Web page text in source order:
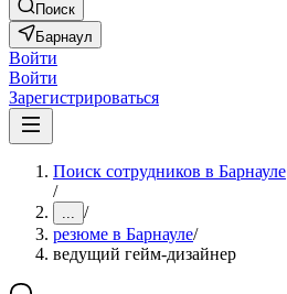
Поиск
Барнаул
Войти
Войти
Зарегистрироваться
Поиск сотрудников в Барнауле
/
... /
резюме в Барнауле/
ведущий гейм-дизайнер